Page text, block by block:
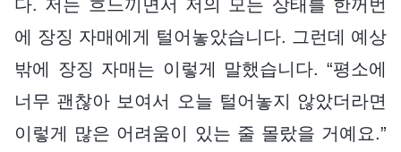
다. 저는 흐느끼면서 저의 모든 상태를 한꺼번
에 장징 자매에게 털어놓았습니다. 그런데 예상
밖에 장징 자매는 이렇게 말했습니다. “평소에
너무 괜찮아 보여서 오늘 털어놓지 않았더라면
이렇게 많은 어려움이 있는 줄 몰랐을 거예요.”